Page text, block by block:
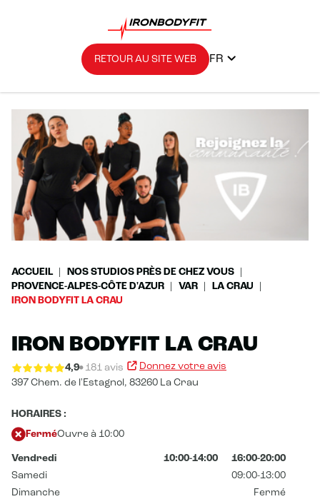
RETOUR AU SITE WEB FR
ACCUEIL
NOS STUDIOS PRÈS DE CHEZ VOUS
PROVENCE-ALPES-CÔTE D'AZUR
VAR
LA CRAU
IRON BODYFIT LA CRAU
IRON BODYFIT LA CRAU
4,9 181 avis
Donnez votre avis
397 Chem. de l'Estagnol, 83260 La Crau
HORAIRES :
FerméOuvre à 10:00
Vendredi 10:00-14:00
16:00-20:00
Samedi
09:00-13:00
Dimanche
Fermé